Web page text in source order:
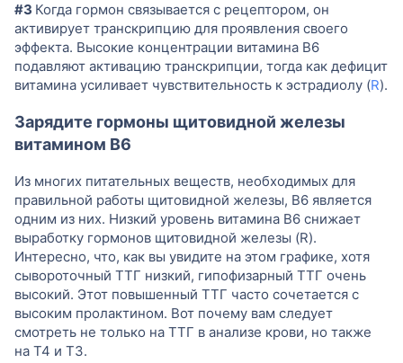
#3 Когда гормон связывается с рецептором, он
активирует транскрипцию для проявления своего
эффекта. Высокие концентрации витамина B6
подавляют активацию транскрипции, тогда как дефицит
витамина усиливает чувствительность к эстрадиолу (R).
Зарядите гормоны щитовидной железы
витамином B6
Из многих питательных веществ, необходимых для
правильной работы щитовидной железы, B6 является
одним из них. Низкий уровень витамина B6 снижает
выработку гормонов щитовидной железы (R).
Интересно, что, как вы увидите на этом графике, хотя
сывороточный ТТГ низкий, гипофизарный ТТГ очень
высокий. Этот повышенный ТТГ часто сочетается с
высоким пролактином. Вот почему вам следует
смотреть не только на ТТГ в анализе крови, но также
на Т4 и Т3.